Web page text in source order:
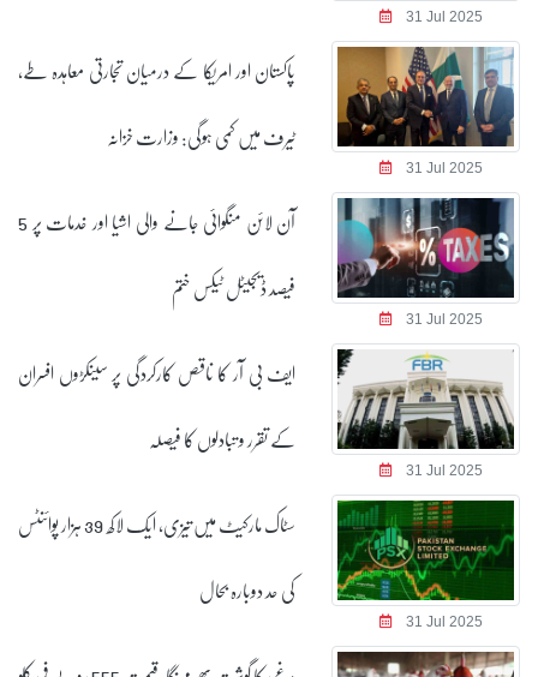
31 Jul 2025
31 Jul 2025
پاکستان اور امریکا کے درمیان تجارتی معاہدہ طے،
ٹیرف میں کمی ہوگی: وزارت خزانہ
31 Jul 2025
آن لائن منگوائی جانے والی اشیا اور خدمات پر 5
فیصد ڈیجیٹل ٹیکس ختم
31 Jul 2025
ایف بی آر کا ناقص کارکردگی پر سینکڑوں افسران
کے تقرر و تبادلوں کا فیصلہ
31 Jul 2025
سٹاک مارکیٹ میں تیزی، ایک لاکھ 39 ہزار پوائنٹس
کی حد دوبارہ بحال